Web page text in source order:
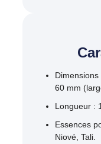
Dimensions
60 mm
Longueur :
Essences
Niové, Tali.​